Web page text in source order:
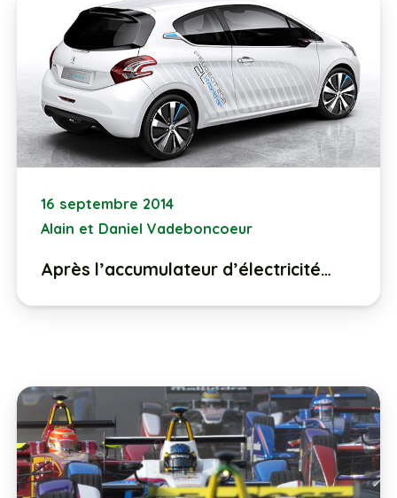
16 septembre 2014
Alain et Daniel Vadeboncoeur
Après l’accumulateur d’électricité…